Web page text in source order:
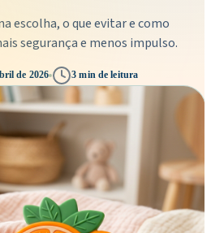
escolha, o que evitar e como
segurança e menos impulso.
de 2026 3 min de leitura